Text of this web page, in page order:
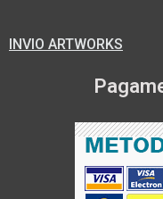
INVIO ARTWORKS